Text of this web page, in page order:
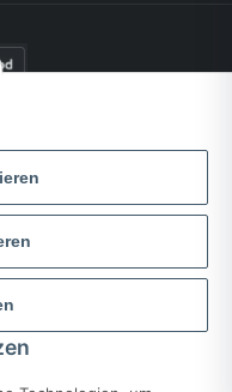
Rechte vorbehalten.